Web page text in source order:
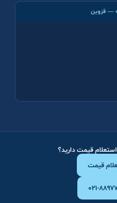
— قزوین
قیمت دارید؟
قیمت
۸۸۹۷۷۰۲۱